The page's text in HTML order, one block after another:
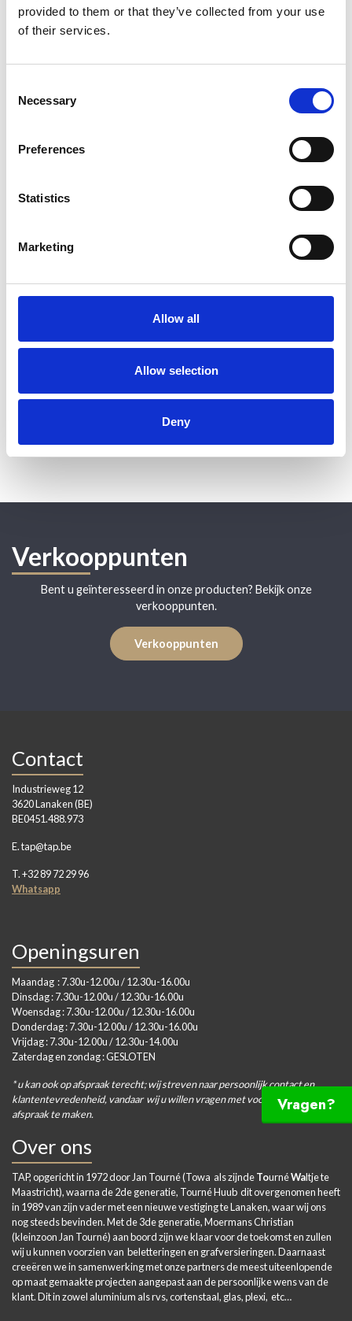
provided to them or that they’ve collected from your use
of their services.
Selection
Necessary
Preferences
Statistics
Marketing
Allow all
Allow selection
Deny
Durf te vragen; wij kunnen vrijwel alles graveren!
komen met een
Klanttevredenheid is voor ons het belangrijkste!
Verkooppunten
Bent u geïnteresseerd in onze producten? Bekijk onze
verkooppunten.
Verkooppunten
Contact
Industrieweg 12
3620 Lanaken (BE)
BE0451.488.973
E. tap@tap.be
T. +32 89 72 29 96
Whatsapp
Openingsuren
Maandag : 7.30u-12.00u / 12.30u-16.00u
Dinsdag : 7.30u-12.00u / 12.30u-16.00u
Woensdag : 7.30u-12.00u / 12.30u-16.00u
Donderdag : 7.30u-12.00u / 12.30u-16.00u
Vrijdag : 7.30u-12.00u / 12.30u-14.00u
Zaterdag en zondag : GESLOTEN
* u kan ook op afspraak terecht; wij streven naar persoonlijk contact en
klantentevredenheid, vandaar wij u willen vragen met voorkeur een
afspraak te maken.
Over ons
TAP, opgericht in 1972 door Jan Tourné (Towa als zijndeTournéWaltje te
Maastricht), waarna de 2de generatie, Tourné Huub dit overgenomen heeft
in 1989 van zijn vader met een nieuwe vestiging te Lanaken, waar wij ons
nog steeds bevinden. Met de 3de generatie, Moermans Christian
(kleinzoon Jan Tourné) aan boord zijn we klaar voor de toekomst en zullen
wij u kunnen voorzien van beletteringen en grafversieringen. Daarnaast
creeëren we in samenwerking met onze partners de meest uiteenlopende
op maat gemaakte projecten aangepast aan de persoonlijke wens van de
klant. Dit in zowel aluminium als rvs, cortenstaal, glas, plexi, etc…
Vragen?